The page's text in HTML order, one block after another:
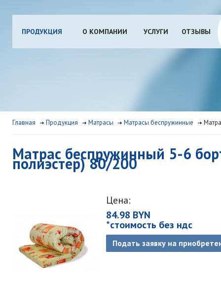
ПРОДУКЦИЯ О КОМПАНИИ УСЛУГИ ОТЗЫВЫ
Главная Продукция Матрасы Матрасы беспружинные
Матрас беспружинный 5-6
полиэстер) 80/200
Цена:
84.98 BYN
*стоимость без ндс
Подать заявку на